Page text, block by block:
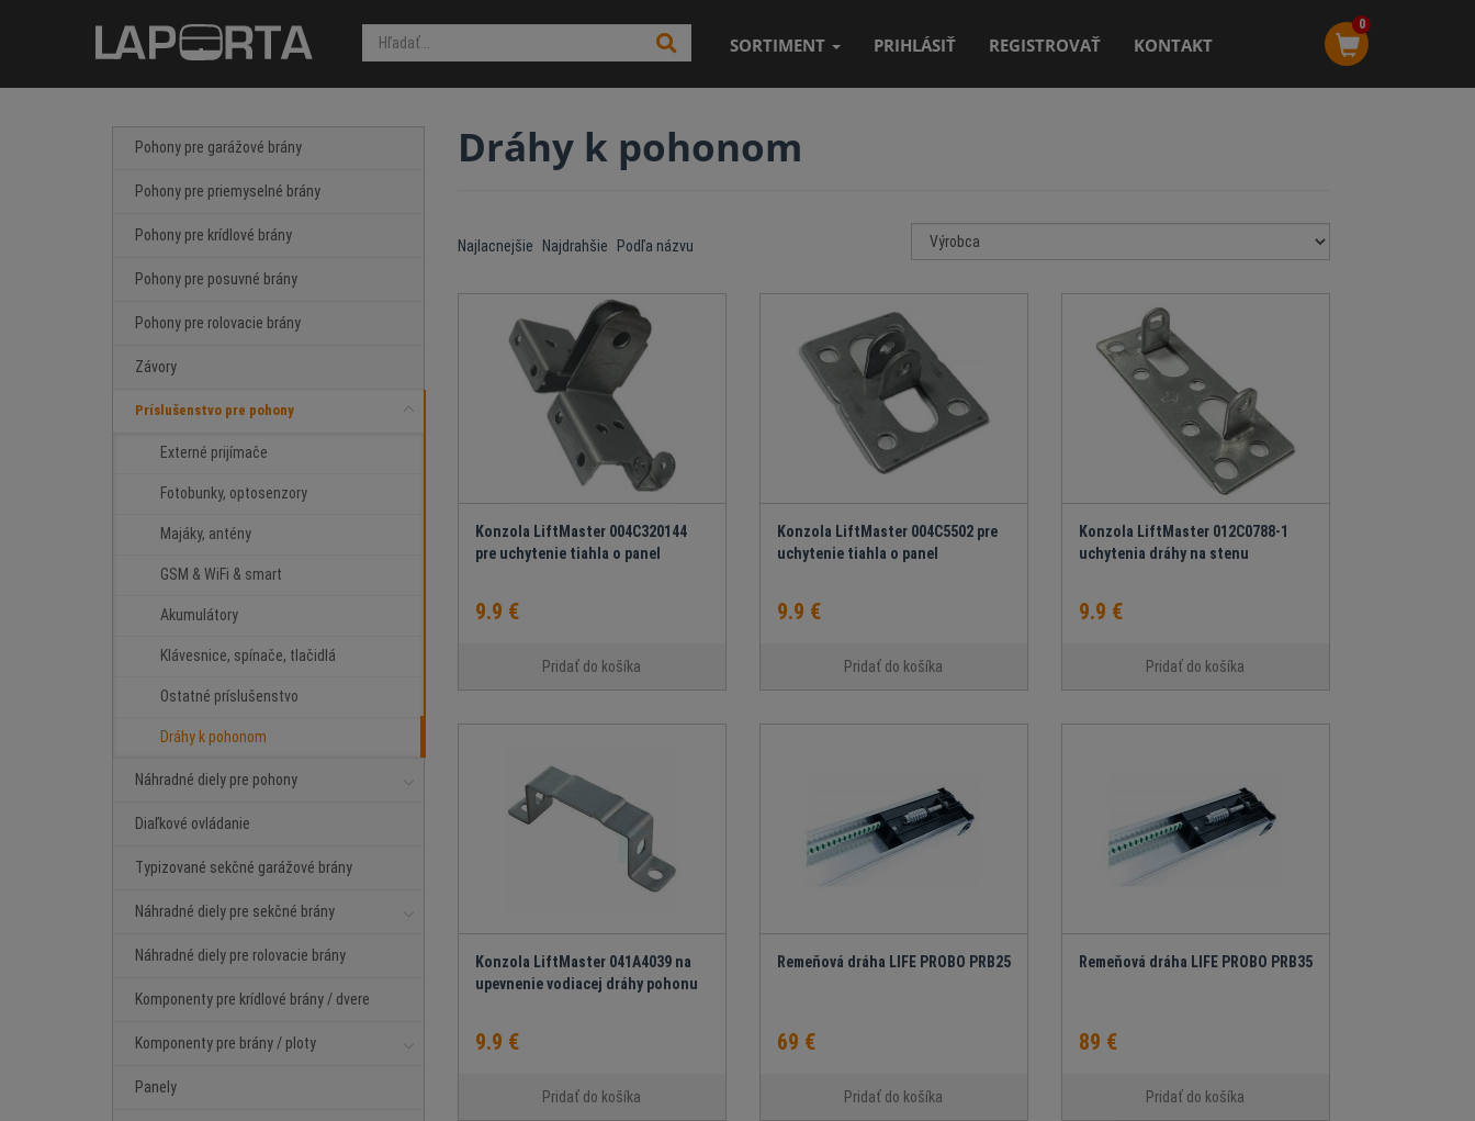
SORTIMENT PRIHLÁSIŤ REGISTROVAŤ KONTAKT
0
Pohony pre garážové brány
Pohony pre priemyselné brány
Pohony pre krídlové brány
Pohony pre posuvné brány
Pohony pre rolovacie brány
Závory
Príslušenstvo pre pohony
Externé prijímače
Fotobunky, optosenzory
Majáky, antény
GSM & WiFi & smart
Akumulátory
Klávesnice, spínače, tlačidlá
Ostatné príslušenstvo
Dráhy k pohonom
Náhradné diely pre pohony
Diaľkové ovládanie
Typizované sekčné garážové brány
Náhradné diely pre sekčné brány
Náhradné diely pre rolovacie brány
Komponenty pre krídlové brány / dvere
Komponenty pre brány / ploty
Panely
Dráhy k pohonom
Najlacnejšie Najdrahšie Podľa názvu
Konzola LiftMaster 004C320144
pre uchytenie tiahla o panel
9.9 €
Pridať do košíka
Konzola LiftMaster 004C5502 pre
uchytenie tiahla o panel
9.9 €
Pridať do košíka
Konzola LiftMaster 012C0788-1
uchytenia dráhy na stenu
9.9 €
Pridať do košíka
Konzola LiftMaster 041A4039 na
upevnenie vodiacej dráhy pohonu
9.9 €
Pridať do košíka
Remeňová dráha LIFE PROBO PRB25
69 €
Pridať do košíka
Remeňová dráha LIFE PROBO PRB35
89 €
Pridať do košíka